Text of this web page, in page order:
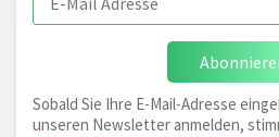
Sobald Sie Ihre E-Mail-Adresse
unseren Newsletter anmelden,